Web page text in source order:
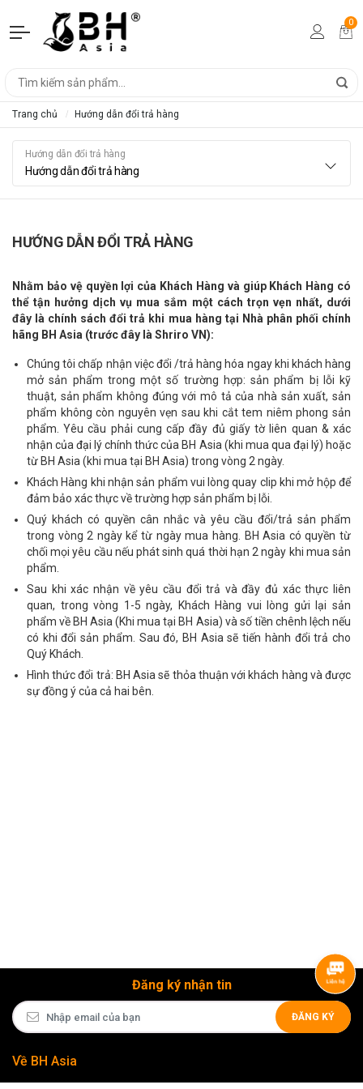
0
Trang chủ Hướng dẫn đổi trả hàng
Hướng dẫn đổi trả hàng
Hướng dẫn đổi trả hàng
HƯỚNG DẪN ĐỔI TRẢ HÀNG
Nhằm bảo vệ quyền lợi của Khách Hàng và giúp Khách Hàng có
thể tận hưởng dịch vụ mua sắm một cách trọn vẹn nhất, dưới
đây là chính sách đổi trả khi mua hàng tại Nhà phân phối chính
hãng BH Asia (trước đây là Shriro VN):
Chúng tôi chấp nhận việc đổi /trả hàng hóa ngay khi khách hàng
mở sản phẩm trong một số trường hợp: sản phẩm bị lỗi kỹ
thuật, sản phẩm không đúng với mô tả của nhà sản xuất, sản
phẩm không còn nguyên vẹn sau khi cắt tem niêm phong sản
phẩm. Yêu cầu phải cung cấp đầy đủ giấy tờ liên quan & xác
nhận của đại lý chính thức của BH Asia (khi mua qua đại lý) hoặc
từ BH Asia (khi mua tại BH Asia) trong vòng 2 ngày.
Khách Hàng khi nhận sản phẩm vui lòng quay clip khi mở hộp để
đảm bảo xác thực về trường hợp sản phẩm bị lỗi.
Quý khách có quyền cân nhắc và yêu cầu đổi/trả sản phẩm
trong vòng 2 ngày kể từ ngày mua hàng. BH Asia có quyền từ
chối mọi yêu cầu nếu phát sinh quá thời hạn 2 ngày khi mua sản
phẩm.
Sau khi xác nhận về yêu cầu đổi trả và đầy đủ xác thực liên
quan, trong vòng 1-5 ngày, Khách Hàng vui lòng gửi lại sản
phẩm về BH Asia (Khi mua tại BH Asia) và số tiền chênh lệch nếu
có khi đổi sản phẩm. Sau đó, BH Asia sẽ tiến hành đổi trả cho
Quý Khách.
Hình thức đổi trả: BH Asia sẽ thỏa thuận với khách hàng và được
sự đồng ý của cả hai bên.
Đăng ký nhận tin
ĐĂNG KÝ
Về BH Asia